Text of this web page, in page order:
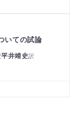
いての試論
平井靖史訳